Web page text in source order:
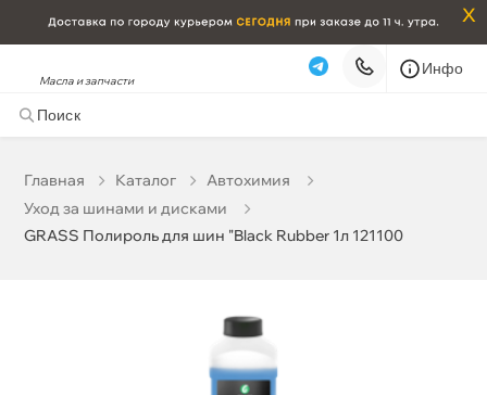
x
Масла и запчасти
Инфо
Главная Катало
Автохимия
Уход за шинами и дисками
GRASS Полироль для шин "Black Rubber 1л 121100
Бесплатная Сегодня, 08.08 (при заказе от 2000₽)